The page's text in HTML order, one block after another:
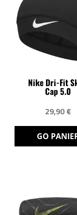
Nike Dri-Fit
Cap 5.0
29,90 €
GO